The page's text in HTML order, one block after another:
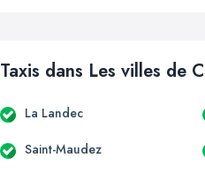
Taxis dans Les villes de
La Landec
Saint-Maudez